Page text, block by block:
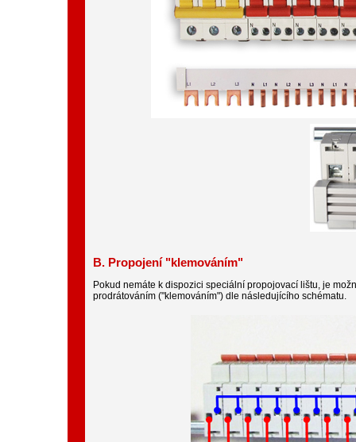
B. Propojení "klemováním"
Pokud nemáte k dispozici speciální propojovací lištu, je
prodrátováním ("klemováním") dle následujícího schématu.